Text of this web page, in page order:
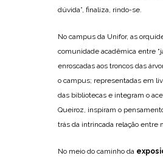
dúvida”, finaliza, rindo-se.
No campus da Unifor, as
comunidade acadêmica entre
enroscadas aos troncos das
o campus; representadas em
das bibliotecas e integram o
Queiroz, inspiram o
trás da intrincada relação entre
No meio do caminho da